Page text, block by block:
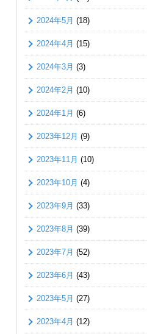
2024年5月 (18)
2024年4月 (15)
2024年3月 (3)
2024年2月 (10)
2024年1月 (6)
2023年12月 (9)
2023年11月 (10)
2023年10月 (4)
2023年9月 (33)
2023年8月 (39)
2023年7月 (52)
2023年6月 (43)
2023年5月 (27)
2023年4月 (12)